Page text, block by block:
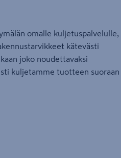
omalle kuljetuspalvelulle,
kätevästi
joko noudettavaksi
kuljetamme tuotteen suoraan